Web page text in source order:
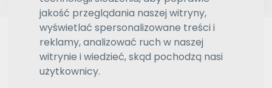
jakość przeglądania naszej witryny,
wyświetlać spersonalizowane treści i
reklamy, analizować ruch w naszej
witrynie i wiedzieć, skąd pochodzą nasi
użytkownicy.
Wyszukiwanie zaawansowane
Reklama